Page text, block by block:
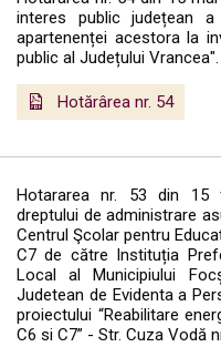
interes public județean
apartenenței acestora la
public al Județului Vrancea".
Hotărârea nr. 54
Hotararea nr. 53 din 15
dreptului de administrare
Centrul Şcolar pentru
C7 de către Instituția
Local al Municipiului
Judetean de Evidenta a
proiectului “Reabilitare
C6 si C7” - Str. Cuza Vodă